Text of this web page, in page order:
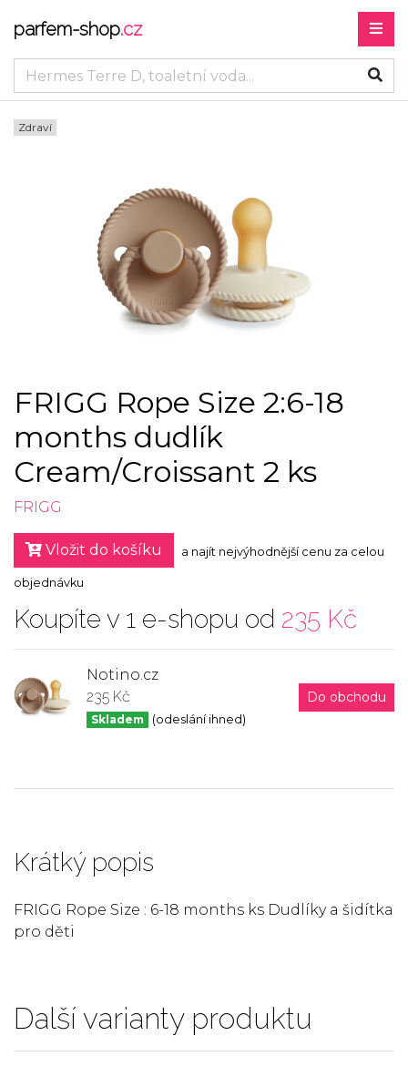
parfem-shop.cz
Zdraví
FRIGG Rope Size 2:6-18
months dudlík
Cream/Croissant 2 ks
FRIGG
Vložit do košíku a najít nejvýhodnější cenu za celou
objednávku
Koupíte v 1 e-shopu od 235 Kč
Notino.cz
235 Kč
Skladem (odeslání ihned)
Do obchodu
Krátký popis
FRIGG Rope Size : 6-18 months ks Dudlíky a šidítka
pro děti
Další varianty produktu